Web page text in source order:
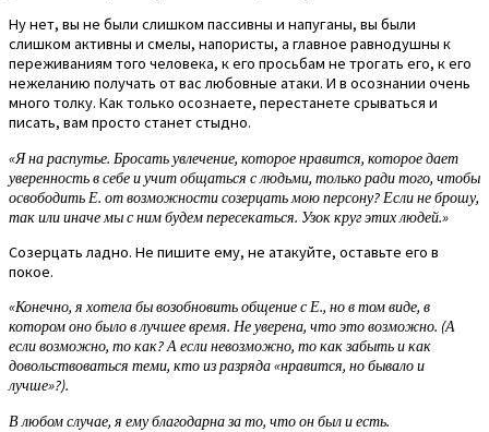
Ну нет, вы не были слишком пассивны и напуганы, вы были
слишком активны и смелы, напористы, а главное равнодушны к
переживаниям того человека, к его просьбам не трогать его, к его
нежеланию получать от вас любовные атаки. И в осознании очень
много толку. Как только осознаете, перестанете срываться и
писать, вам просто станет стыдно.
«Я на распутье. Бросать увлечение, которое нравится, которое дает
уверенность в себе и учит общаться с людьми, только ради того, чтобы
освободить Е. от возможности созерцать мою персону? Если не брошу,
так или иначе мы с ним будем пересекаться. Узок круг этих людей.»
Созерцать ладно. Не пишите ему, не атакуйте, оставьте его в
покое.
«Конечно, я хотела бы возобновить общение с Е., но в том виде, в
котором оно было в лучшее время. Не уверена, что это возможно. (А
если возможно, то как? А если невозможно, то как забыть и как
довольствоваться теми, кто из разряда «нравится, но бывало и
лучше»?).
В любом случае, я ему благодарна за то, что он был и есть.